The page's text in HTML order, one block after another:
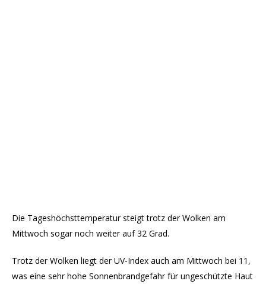
Die Tageshöchsttemperatur steigt trotz der Wolken am
Mittwoch sogar noch weiter auf 32 Grad.
Trotz der Wolken liegt der UV-Index auch am Mittwoch bei 11,
was eine sehr hohe Sonnenbrandgefahr für ungeschützte Haut